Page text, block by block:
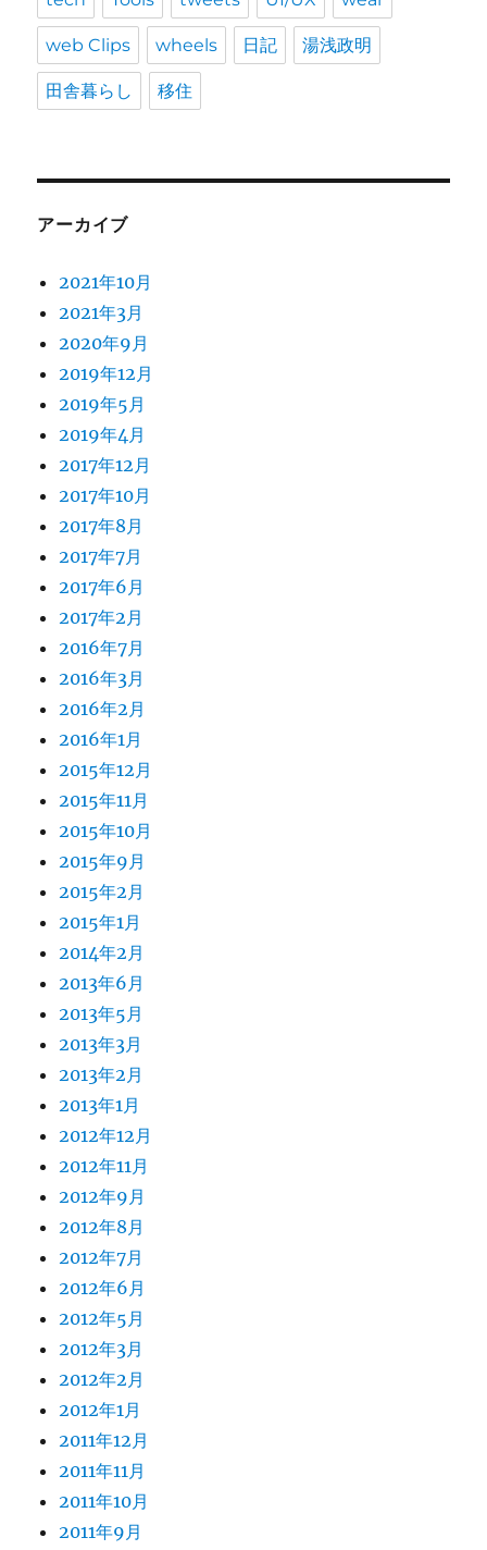
web Clips wheels 日記 湯浅政明
田舎暮らし 移住
アーカイブ
2021年10月
2021年3月
2020年9月
2019年12月
2019年5月
2019年4月
2017年12月
2017年10月
2017年8月
2017年7月
2017年6月
2017年2月
2016年7月
2016年3月
2016年2月
2016年1月
2015年12月
2015年11月
2015年10月
2015年9月
2015年2月
2015年1月
2014年2月
2013年6月
2013年5月
2013年3月
2013年2月
2013年1月
2012年12月
2012年11月
2012年9月
2012年8月
2012年7月
2012年6月
2012年5月
2012年3月
2012年2月
2012年1月
2011年12月
2011年11月
2011年10月
2011年9月